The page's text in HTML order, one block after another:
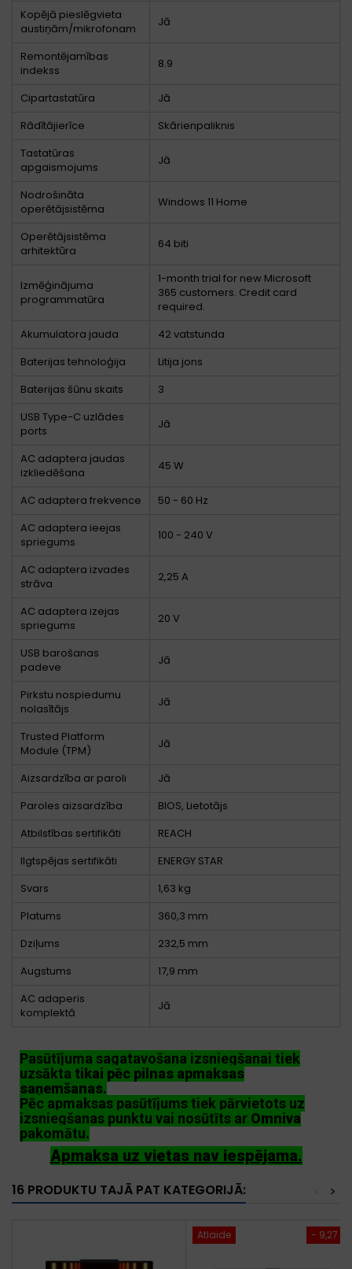
Kopējā pieslēgvieta
austiņām/mikrofonam
Jā
Remontējamības
indekss
8.9
Cipartastatūra
Jā
Rādītājierīce
Skārienpaliknis
Tastatūras
apgaismojums
Jā
Nodrošināta
operētājsistēma
Windows 11 Home
Operētājsistēma
arhitektūra
64 biti
Izmēģinājuma
programmatūra
1-month trial for new Microsoft
365 customers. Credit card
required.
Akumulatora jauda
42 vatstunda
Baterijas tehnoloģija
Litija jons
Baterijas šūnu skaits
3
USB Type-C uzlādes
ports
Jā
AC adaptera jaudas
izkliedēšana
45 W
AC adaptera frekvence
50 - 60 Hz
AC adaptera ieejas
spriegums
100 - 240 V
AC adaptera izvades
strāva
2,25 A
AC adaptera izejas
spriegums
20 V
USB barošanas
padeve
Jā
Pirkstu nospiedumu
nolasītājs
Jā
Trusted Platform
Module (TPM)
Jā
Aizsardzība ar paroli
Jā
Paroles aizsardzība
BIOS, Lietotājs
Atbilstības sertifikāti
REACH
Ilgtspējas sertifikāti
ENERGY STAR
Svars
1,63 kg
Platums
360,3 mm
Dziļums
232,5 mm
Augstums
17,9 mm
AC adaperis
komplektā
Jā
Pasūtījuma sagatavošana izsniegšanai tiek
uzsākta tikai pēc pilnas apmaksas
saņemšanas.
Pēc apmaksas pasūtījums tiek pārvietots uz
izsniegšanas punktu vai nosūtīts ar Omniva
pakomātu.
Apmaksa uz vietas nav iespējama.
16 PRODUKTU TAJĀ PAT KATEGORIJĀ: >
- 9,27 €
Atlaide